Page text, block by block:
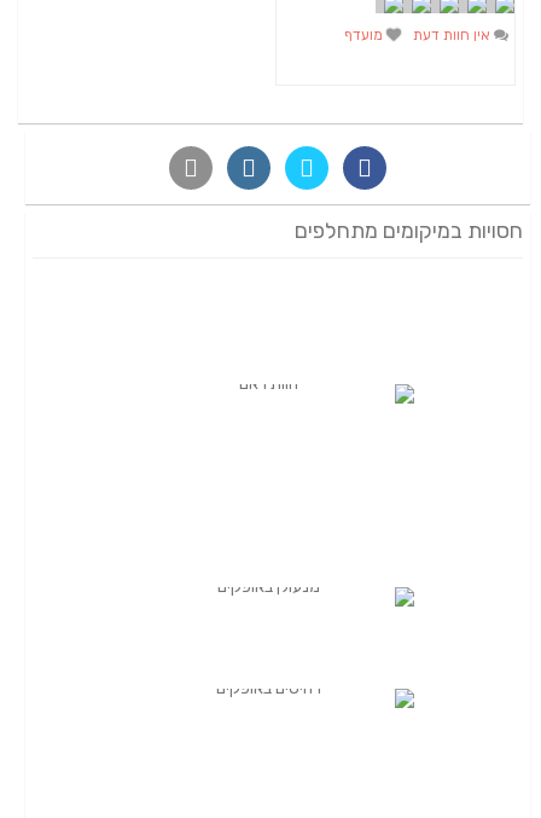
אין חוות דעת מועדף
חסויות במיקומים מתחלפים